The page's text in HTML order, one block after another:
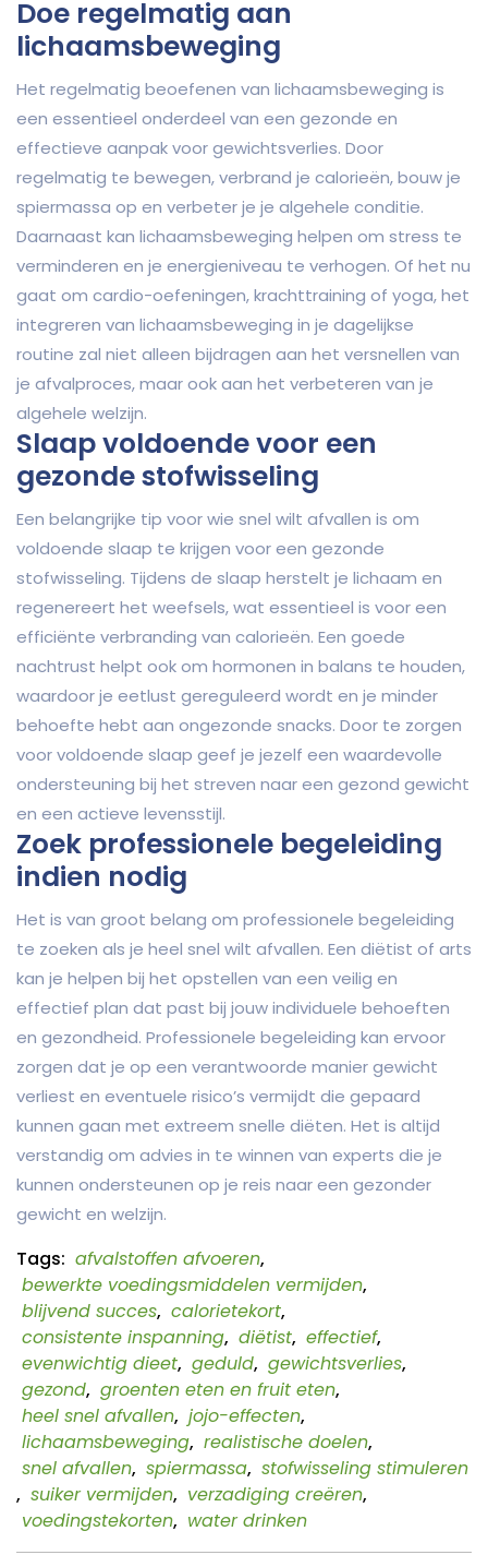
Doe regelmatig aan
lichaamsbeweging
Het regelmatig beoefenen van lichaamsbeweging is
een essentieel onderdeel van een gezonde en
effectieve aanpak voor gewichtsverlies. Door
regelmatig te bewegen, verbrand je calorieën, bouw je
spiermassa op en verbeter je je algehele conditie.
Daarnaast kan lichaamsbeweging helpen om stress te
verminderen en je energieniveau te verhogen. Of het nu
gaat om cardio-oefeningen, krachttraining of yoga, het
integreren van lichaamsbeweging in je dagelijkse
routine zal niet alleen bijdragen aan het versnellen van
je afvalproces, maar ook aan het verbeteren van je
algehele welzijn.
Slaap voldoende voor een
gezonde stofwisseling
Een belangrijke tip voor wie snel wilt afvallen is om
voldoende slaap te krijgen voor een gezonde
stofwisseling. Tijdens de slaap herstelt je lichaam en
regenereert het weefsels, wat essentieel is voor een
efficiënte verbranding van calorieën. Een goede
nachtrust helpt ook om hormonen in balans te houden,
waardoor je eetlust gereguleerd wordt en je minder
behoefte hebt aan ongezonde snacks. Door te zorgen
voor voldoende slaap geef je jezelf een waardevolle
ondersteuning bij het streven naar een gezond gewicht
en een actieve levensstijl.
Zoek professionele begeleiding
indien nodig
Het is van groot belang om professionele begeleiding
te zoeken als je heel snel wilt afvallen. Een diëtist of arts
kan je helpen bij het opstellen van een veilig en
effectief plan dat past bij jouw individuele behoeften
en gezondheid. Professionele begeleiding kan ervoor
zorgen dat je op een verantwoorde manier gewicht
verliest en eventuele risico’s vermijdt die gepaard
kunnen gaan met extreem snelle diëten. Het is altijd
verstandig om advies in te winnen van experts die je
kunnen ondersteunen op je reis naar een gezonder
gewicht en welzijn.
Tags: afvalstoffen afvoeren,
bewerkte voedingsmiddelen vermijden,
blijvend succes, calorietekort,
consistente inspanning, diëtist, effectief,
evenwichtig dieet, geduld, gewichtsverlies,
gezond, groenten eten en fruit eten,
heel snel afvallen, jojo-effecten,
lichaamsbeweging, realistische doelen,
snel afvallen, spiermassa, stofwisseling stimuleren
, suiker vermijden, verzadiging creëren,
voedingstekorten, water drinken